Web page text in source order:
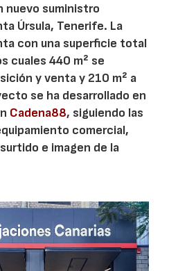
nuevo suministro
Úrsula, Tenerife. La
con una superficie total
cuales 440 m² se
y venta y 210 m² a
se ha desarrollado en
Cadena88, siguiendo las
comercial,
e imagen de la